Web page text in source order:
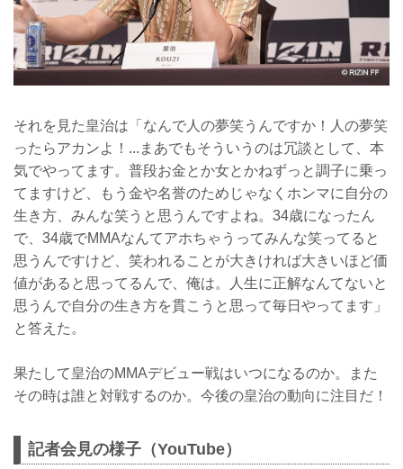
それを見た皇治は「なんで人の夢笑うんですか！人の夢笑
ったらアカンよ！...まあでもそういうのは冗談として、本
気でやってます。普段お金とか女とかねずっと調子に乗っ
てますけど、もう金や名誉のためじゃなくホンマに自分の
生き方、みんな笑うと思うんですよね。34歳になったん
で、34歳でMMAなんてアホちゃうってみんな笑ってると
思うんですけど、笑われることが大きければ大きいほど価
値があると思ってるんで、俺は。人生に正解なんてないと
思うんで自分の生き方を貫こうと思って毎日やってます」
と答えた。
果たして皇治のMMAデビュー戦はいつになるのか。また
その時は誰と対戦するのか。今後の皇治の動向に注目だ！
記者会見の様子（YouTube）